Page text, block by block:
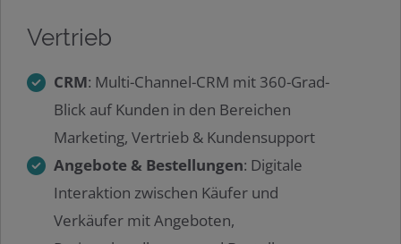
Vertrieb
CRM: Multi-Channel-CRM mit 360-Grad-
Blick auf Kunden in den Bereichen
Marketing, Vertrieb & Kundensupport
Angebote & Bestellungen: Digitale
Interaktion zwischen Käufer und
Verkäufer mit Angeboten,